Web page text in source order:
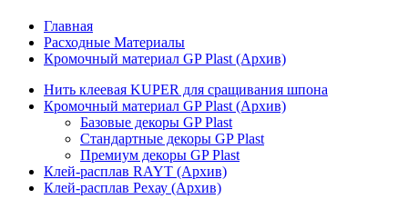
Главная
Расходные Материалы
Кромочный материал GP Plast (Архив)
Нить клеевая KUPER для сращивания шпона
Кромочный материал GP Plast (Архив)
Базовые декоры GP Plast
Стандартные декоры GP Plast
Премиум декоры GP Plast
Клей-расплав RAYT (Архив)
Клей-расплав Рехау (Архив)